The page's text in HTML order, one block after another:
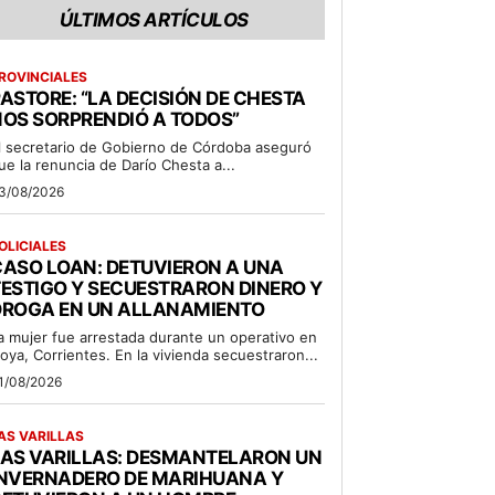
ÚLTIMOS ARTÍCULOS
“LA DECISIÓN DE CHESTA
SORPRENDIÓ A TODOS”
secretario de Gobierno de Córdoba aseguró
la renuncia de Darío Chesta a...
08/2026
LOAN: DETUVIERON A UNA
Y SECUESTRARON DINERO Y
EN UN ALLANAMIENTO
mujer fue arrestada durante un operativo en
Corrientes. En la vivienda secuestraron...
08/2026
VARILLAS
VARILLAS: DESMANTELARON UN
DE MARIHUANA Y